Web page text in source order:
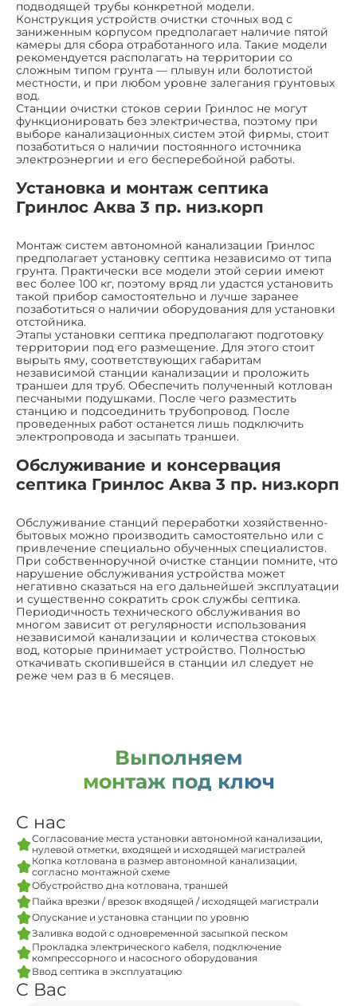
подводящей трубы конкретной модели.
Конструкция устройств очистки сточных вод с
заниженным корпусом предполагает наличие пятой
камеры для сбора отработанного ила. Такие модели
рекомендуется располагать на территории со
сложным типом грунта — плывун или болотистой
местности, и при любом уровне залегания грунтовых
вод.
Станции очистки стоков серии Гринлос не могут
функционировать без электричества, поэтому при
выборе канализационных систем этой фирмы, стоит
позаботиться о наличии постоянного источника
электроэнергии и его бесперебойной работы.
Установка и монтаж септика
Гринлос Аква 3 пр. низ.корп
Монтаж систем автономной канализации Гринлос
предполагает установку септика независимо от типа
грунта. Практически все модели этой серии имеют
вес более 100 кг, поэтому вряд ли удастся установить
такой прибор самостоятельно и лучше заранее
позаботиться о наличии оборудования для установки
отстойника.
Этапы установки септика предполагают подготовку
территории под его размещение. Для этого стоит
вырыть яму, соответствующих габаритам
независимой станции канализации и проложить
траншеи для труб. Обеспечить полученный котлован
песчаными подушками. После чего разместить
станцию и подсоединить трубопровод. После
проведенных работ останется лишь подключить
электропровода и засыпать траншеи.
Обслуживание и консервация
септика Гринлос Аква 3 пр. низ.корп
Обслуживание станций переработки хозяйственно-
бытовых можно производить самостоятельно или с
привлечение специально обученных специалистов.
При собственноручной очистке станции помните, что
нарушение обслуживания устройства может
негативно сказаться на его дальнейшей эксплуатации
и существенно сократить срок службы септика.
Периодичность технического обслуживания во
многом зависит от регулярности использования
независимой канализации и количества стоковых
вод, которые принимает устройство. Полностью
откачивать скопившейся в станции ил следует не
реже чем раз в 6 месяцев.
Выполняем
монтаж под ключ
С нас
Согласование места установки автономной канализации,
нулевой отметки, входящей и исходящей магистралей
Копка котлована в размер автономной канализации,
согласно монтажной схеме
Обустройство дна котлована, траншей
Пайка врезки / врезок входящей / исходящей магистрали
Опускание и установка станции по уровню
Заливка водой с одновременной засыпкой песком
Прокладка электрического кабеля, подключение
компрессорного и насосного оборудования
Ввод септика в эксплуатацию
С Вас